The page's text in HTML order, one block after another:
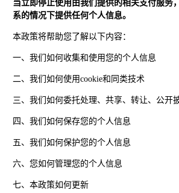
当立即停止使用由我们提供的相关支付服务
系的情况下提供任何个人信息。
本政策将帮助您了解以下内容：
一、我们如何收集和使用您的个人信息
二、我们如何使用cookie和同类技术
三、我们如何委托处理、共享、转让、公开
四、我们如何保存您的个人信息
五、我们如何保护您的个人信息
六、您如何管理您的个人信息
七、本政策如何更新